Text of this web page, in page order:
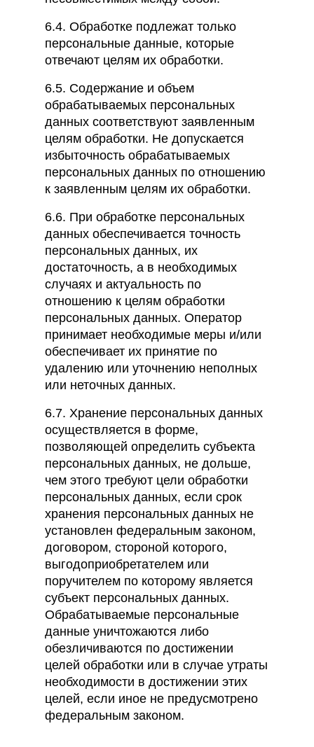
6.4. Обработке подлежат только
персональные данные, которые
отвечают целям их обработки.
6.5. Содержание и объем
обрабатываемых персональных
данных соответствуют заявленным
целям обработки. Не допускается
избыточность обрабатываемых
персональных данных по отношению
к заявленным целям их обработки.
6.6. При обработке персональных
данных обеспечивается точность
персональных данных, их
достаточность, а в необходимых
случаях и актуальность по
отношению к целям обработки
персональных данных. Оператор
принимает необходимые меры и/или
обеспечивает их принятие по
удалению или уточнению неполных
или неточных данных.
6.7. Хранение персональных данных
осуществляется в форме,
позволяющей определить субъекта
персональных данных, не дольше,
чем этого требуют цели обработки
персональных данных, если срок
хранения персональных данных не
установлен федеральным законом,
договором, стороной которого,
выгодоприобретателем или
поручителем по которому является
субъект персональных данных.
Обрабатываемые персональные
данные уничтожаются либо
обезличиваются по достижении
целей обработки или в случае утраты
необходимости в достижении этих
целей, если иное не предусмотрено
федеральным законом.